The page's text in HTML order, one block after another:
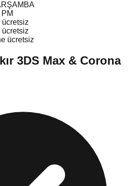
ücretsiz
3DS Max & Corona